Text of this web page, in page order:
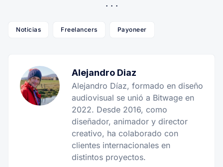
Noticias Freelancers Payoneer
Alejandro Diaz
Alejandro Díaz, formado en diseño
audiovisual se unió a Bitwage en
2022. Desde 2016, como
diseñador, animador y director
creativo, ha colaborado con
clientes internacionales en
distintos proyectos.